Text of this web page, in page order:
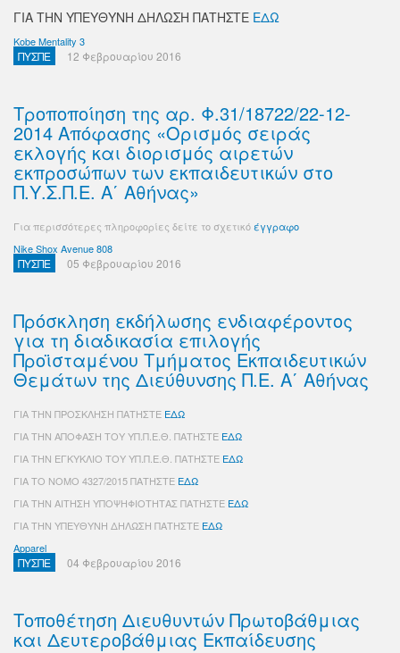
ΓΙΑ ΤΗΝ ΥΠΕΥΘΥΝΗ ΔΗΛΩΣΗ ΠΑΤΗΣΤΕ ΕΔΩ
Kobe Mentality 3
ΠΥΣΠΕ 12 Φεβρουαρίου 2016
Τροποποίηση της αρ. Φ.31/18722/22-12-
2014 Απόφασης «Ορισμός σειράς
εκλογής και διορισμός αιρετών
εκπροσώπων των εκπαιδευτικών στο
Π.Υ.Σ.Π.Ε. Α΄ Αθήνας»
Για περισσότερες πληροφορίες δείτε το σχετικόέγγραφο
Nike Shox Avenue 808
ΠΥΣΠΕ 05 Φεβρουαρίου 2016
Πρόσκληση εκδήλωσης ενδιαφέροντος
για τη διαδικασία επιλογής
Προϊσταμένου Τμήματος Εκπαιδευτικών
Θεμάτων της Διεύθυνσης Π.Ε. Α΄ Αθήνας
ΓΙΑ ΤΗΝ ΠΡΟΣΚΛΗΣΗ ΠΑΤΗΣΤΕ ΕΔΩ
ΓΙΑ ΤΗΝ ΑΠΟΦΑΣΗ ΤΟΥ ΥΠ.Π.Ε.Θ. ΠΑΤΗΣΤΕ ΕΔΩ
ΓΙΑ ΤΗΝ ΕΓΚΥΚΛΙΟ ΤΟΥ ΥΠ.Π.Ε.Θ. ΠΑΤΗΣΤΕ ΕΔΩ
ΓΙΑ ΤΟ ΝΟΜΟ 4327/2015 ΠΑΤΗΣΤΕ ΕΔΩ
ΓΙΑ ΤΗΝ ΑΙΤΗΣΗ ΥΠΟΨΗΦΙΟΤΗΤΑΣ ΠΑΤΗΣΤΕ ΕΔΩ
ΓΙΑ ΤΗΝ ΥΠΕΥΘΥΝΗ ΔΗΛΩΣΗ ΠΑΤΗΣΤΕ ΕΔΩ
Apparel
ΠΥΣΠΕ 04 Φεβρουαρίου 2016
Τοποθέτηση Διευθυντών Πρωτοβάθμιας
και Δευτεροβάθμιας Εκπαίδευσης